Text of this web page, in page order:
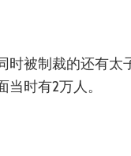
被制裁的还有太
时有2万人。